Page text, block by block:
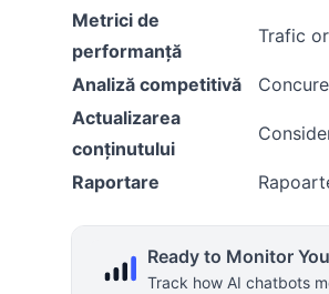
Metrici de
performanță
Trafic
Analiză competitivă
Actualizarea
conținutului
Raportare
Ready to Monitor
Track how AI chatbots